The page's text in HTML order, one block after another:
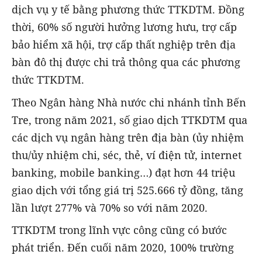
dịch vụ y tế bằng phương thức TTKDTM. Đồng
thời, 60% số người hưởng lương hưu, trợ cấp
bảo hiểm xã hội, trợ cấp thất nghiệp trên địa
bàn đô thị được chi trả thông qua các phương
thức TTKDTM.
Theo Ngân hàng Nhà nước chi nhánh tỉnh Bến
Tre, trong năm 2021, số giao dịch TTKDTM qua
các dịch vụ ngân hàng trên địa bàn (ủy nhiệm
thu/ủy nhiệm chi, séc, thẻ, ví điện tử, internet
banking, mobile banking…) đạt hơn 44 triệu
giao dịch với tổng giá trị 525.666 tỷ đồng, tăng
lần lượt 277% và 70% so với năm 2020.
TTKDTM trong lĩnh vực công cũng có bước
phát triển. Đến cuối năm 2020, 100% trường